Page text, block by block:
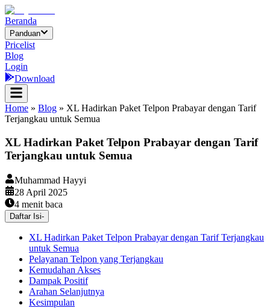
Beranda
Panduan
Pricelist
Blog
Login
Download
Home » Blog » XL Hadirkan Paket Telpon Prabayar dengan Tarif
Terjangkau untuk Semua
XL Hadirkan Paket Telpon Prabayar dengan Tarif
Terjangkau untuk Semua
Muhammad Hayyi
28 April 2025
4 menit baca
Daftar Isi-
XL Hadirkan Paket Telpon Prabayar dengan Tarif Terjangkau
untuk Semua
Pelayanan Telpon yang Terjangkau
Kemudahan Akses
Dampak Positif
Arahan Selanjutnya
Kesimpulan